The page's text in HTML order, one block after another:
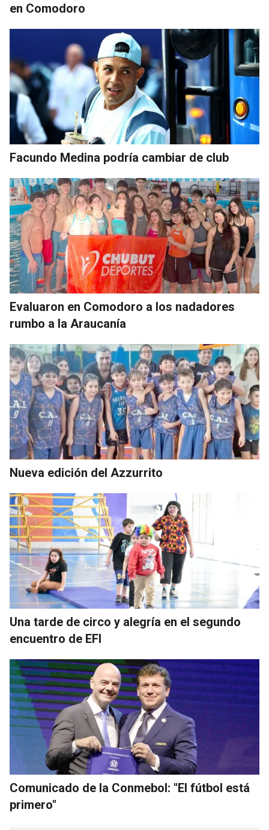
en Comodoro
Facundo Medina podría cambiar de club
Evaluaron en Comodoro a los nadadores
rumbo a la Araucanía
Nueva edición del Azzurrito
Una tarde de circo y alegría en el segundo
encuentro de EFI
Comunicado de la Conmebol: "El fútbol está
primero"